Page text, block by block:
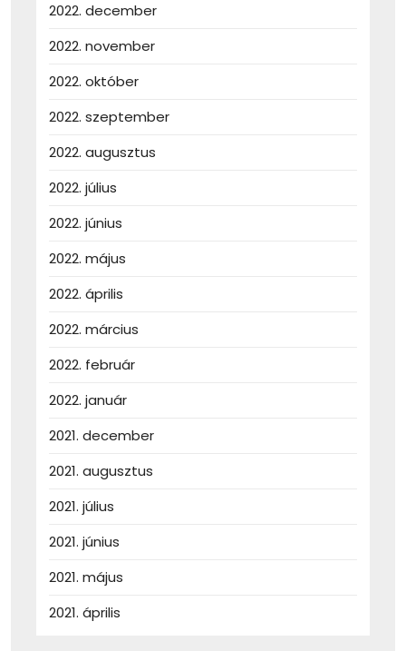
2022. december
2022. november
2022. október
2022. szeptember
2022. augusztus
2022. július
2022. június
2022. május
2022. április
2022. március
2022. február
2022. január
2021. december
2021. augusztus
2021. július
2021. június
2021. május
2021. április